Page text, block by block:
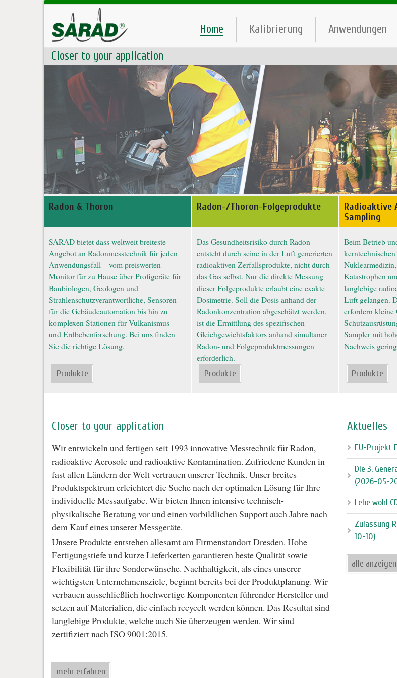
Home Kalibrierung Anwendungen
Closer to your application
Radon & Thoron
SARAD bietet dass weltweit breiteste
Angebot an Radonmesstechnik für jeden
Anwendungsfall – vom preiswerten
Monitor für zu Hause über Profigeräte für
Baubiologen, Geologen und
Strahlenschutzverantwortliche, Sensoren
für die Gebäudeautomation bis hin zu
komplexen Stationen für Vulkanismus-
und Erdbebenforschung. Bei uns finden
Sie die richtige Lösung.
Produkte
Radon-/Thoron-Folgeprodukte
Das Gesundheitsrisiko durch Radon
entsteht durch seine in der Luft generierten
radioaktiven Zerfallsprodukte, nicht durch
das Gas selbst. Nur die direkte Messung
dieser Folgeprodukte erlaubt eine exakte
Dosimetrie. Soll die Dosis anhand der
Radonkonzentration abgeschätzt werden,
ist die Ermittlung des spezifischen
Gleichgewichtsfaktors anhand simultaner
Radon- und Folgeproduktmessungen
erforderlich.
Produkte
Radioaktive
Sampling
Beim Betrieb
Katastrophen
langlebige
Luft gelangen.
erfordern kleine
Sampler mit
Nachweis
Produkte
Closer to your application
Wir entwickeln und fertigen seit 1993 innovative Messtechnik für Radon,
radioaktive Aerosole und radioaktive Kontamination. Zufriedene Kunden in
fast allen Ländern der Welt vertrauen unserer Technik. Unser breites
Produktspektrum erleichtert die Suche nach der optimalen Lösung für Ihre
individuelle Messaufgabe. Wir bieten Ihnen intensive technisch-
physikalische Beratung vor und einen vorbildlichen Support auch Jahre nach
dem Kauf eines unserer Messgeräte.
Unsere Produkte entstehen allesamt am Firmenstandort Dresden. Hohe
Fertigungstiefe und kurze Lieferketten garantieren beste Qualität sowie
Flexibilität für ihre Sonderwünsche. Nachhaltigkeit, als eines unserer
wichtigsten Unternehmensziele, beginnt bereits bei der Produktplanung. Wir
verbauen ausschließlich hochwertige Komponenten führender Hersteller und
setzen auf Materialien, die einfach recycelt werden können. Das Resultat sind
langlebige Produkte, welche auch Sie überzeugen werden. Wir sind
zertifiziert nach ISO 9001:2015.
mehr erfahren
Aktuelles
EU-Projekt
Die 3.
(2026-05-
Lebe wohl
Zulassung
10-10)
alle anzeigen